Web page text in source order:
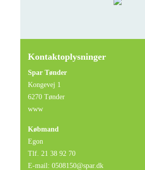
Kontaktoplysninger
Spar Tønder
Kongevej 1
6270 Tønder
www
Købmand
Egon
Tlf. 21 38 92 70
E-mail: 0508150@spar.dk